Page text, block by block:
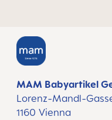
MAM Babyartikel
Lorenz-Mandl-
1160 Vienna